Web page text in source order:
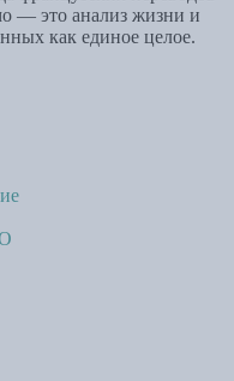
— это анализ жизни и
как единое целое.